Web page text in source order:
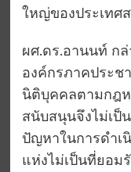
ใหญ่ของประเทศ
ผศ.ดร.อานนท์ กล่
องค์กรภาคประช
นิติบุคคลตามกฎ
สนับสนุนจึงไม่เป็
ปัญหาในการดำเ
แห่งไม่เป็นที่ยอม